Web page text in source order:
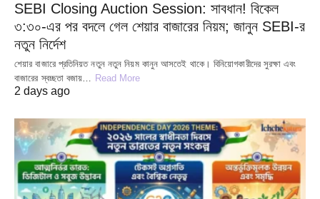
SEBI Closing Auction Session: সাবধান! বিকেল
৩:৩০-এর পর বদলে গেল শেয়ার বাজারের নিয়ম; জানুন SEBI-র
নতুন নির্দেশ
শেয়ার বাজারে প্রতিনিয়ত নতুন নতুন নিয়ম কানুন আসতেই থাকে। বিনিয়োগকারীদের সুরক্ষা এবং
বাজারের স্বচ্ছতা বজায়… Read More
2 days ago